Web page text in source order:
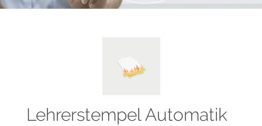
Lehrerstempel Automatik